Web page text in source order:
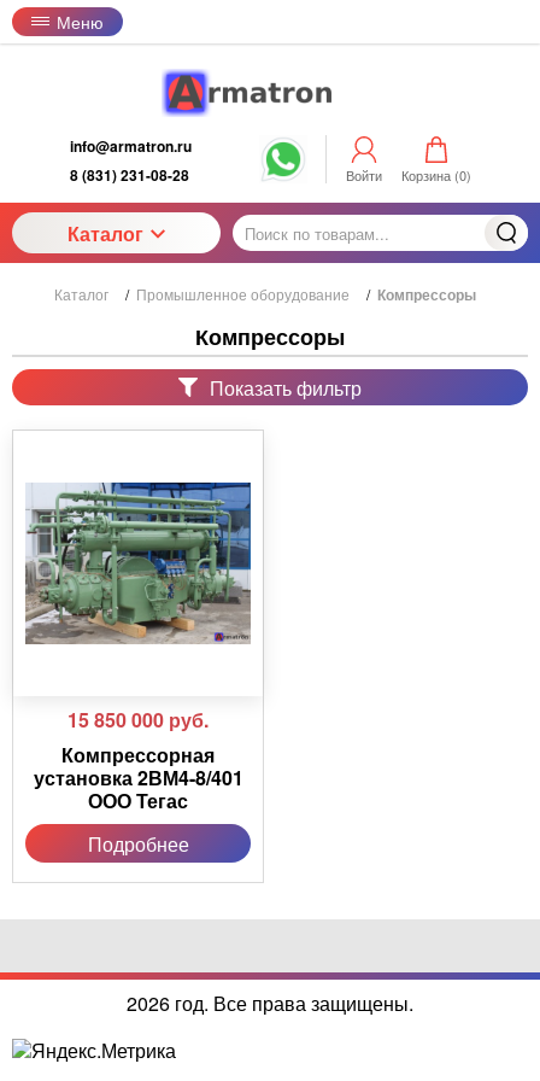
Меню
info@armatron.ru
8 (831) 231-08-28
Войти Корзина (0)
Каталог
Каталог / Промышленное оборудование / Компрессоры
Компрессоры
Показать фильтр
15 850 000 руб.
Компрессорная
установка 2ВМ4-8/401
ООО Тегас
Подробнее
2026 год. Все права защищены.